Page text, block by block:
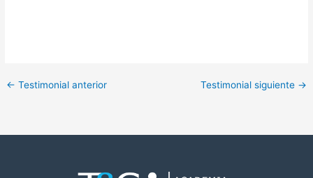
← Testimonial anterior Testimonial siguiente →